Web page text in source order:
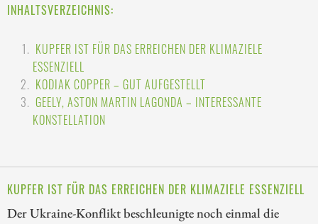
INHALTSVERZEICHNIS:
KUPFER IST FÜR DAS ERREICHEN DER KLIMAZIELE
ESSENZIELL
KODIAK COPPER – GUT AUFGESTELLT
GEELY, ASTON MARTIN LAGONDA – INTERESSANTE
KONSTELLATION
KUPFER IST FÜR DAS ERREICHEN DER KLIMAZIELE ESSENZIELL
Der Ukraine-Konflikt beschleunigte noch einmal die